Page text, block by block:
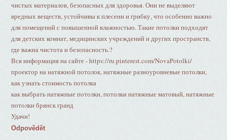
чистых материалов, безопасных для здоровья. Они не выделяют
вредных веществ, устойчивы к плесени и грибку, что особенно важно
для помещений с повышенной влажностью. Такие потолки подходят
для детских комнат, медицинских учреждений и других пространств,
где важна чистота и безопасность.?
Вся информация на сайте - https://ru.pinterest.com/NovaPotolki/
проектор на натяжной потолок, натяжные разноуровневые потолки,
как узнать стоимость потолка
как выбрать натяжные потолки, потолки натяжные матовый, натяжные
потолки брянск гранд
Удачи!
Odpovědět